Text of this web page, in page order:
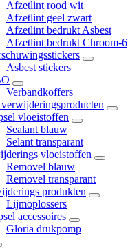
Afzetlint rood wit
Afzetlint geel zwart
Afzetlint bedrukt Asbest
Afzetlint bedrukt Chroom-6
Asbest stickers
Verbandkoffers
vloeistoffen
Sealant blauw
Selant transparant
vloeistoffen
Removel blauw
Removel transparant
produkten
Lijmoplossers
accessoires
Gloria drukpomp